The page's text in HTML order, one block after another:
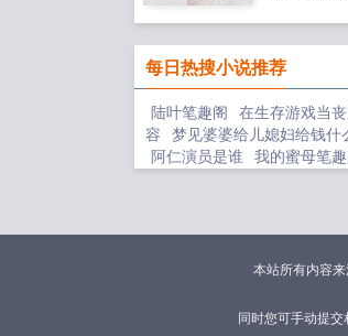
每日热搜小说推荐
陆叶笔趣阁 在生存游戏当
容 梦见婆婆给儿媳妇给钱什
阿仁演员是谁 我的蜜母笔
黑暗傳 五零
霸道总裁
林峰苏青叶最新章节目录
腐女笔趣阁 修仙家
本站所有内容
同时您可手动提